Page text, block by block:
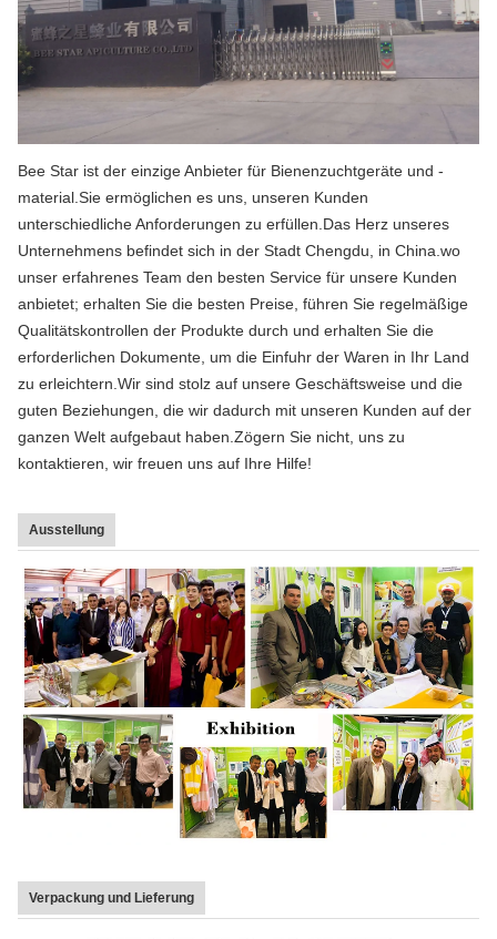
Bee Star ist der einzige Anbieter für Bienenzuchtgeräte und -
material.Sie ermöglichen es uns, unseren Kunden
unterschiedliche Anforderungen zu erfüllen.Das Herz unseres
Unternehmens befindet sich in der Stadt Chengdu, in China.wo
unser erfahrenes Team den besten Service für unsere Kunden
anbietet; erhalten Sie die besten Preise, führen Sie regelmäßige
Qualitätskontrollen der Produkte durch und erhalten Sie die
erforderlichen Dokumente, um die Einfuhr der Waren in Ihr Land
zu erleichtern.Wir sind stolz auf unsere Geschäftsweise und die
guten Beziehungen, die wir dadurch mit unseren Kunden auf der
ganzen Welt aufgebaut haben.Zögern Sie nicht, uns zu
kontaktieren, wir freuen uns auf Ihre Hilfe!
Ausstellung
Verpackung und Lieferung